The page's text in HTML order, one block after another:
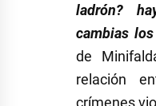
ladrón?
cambias
de
relación
crímenes